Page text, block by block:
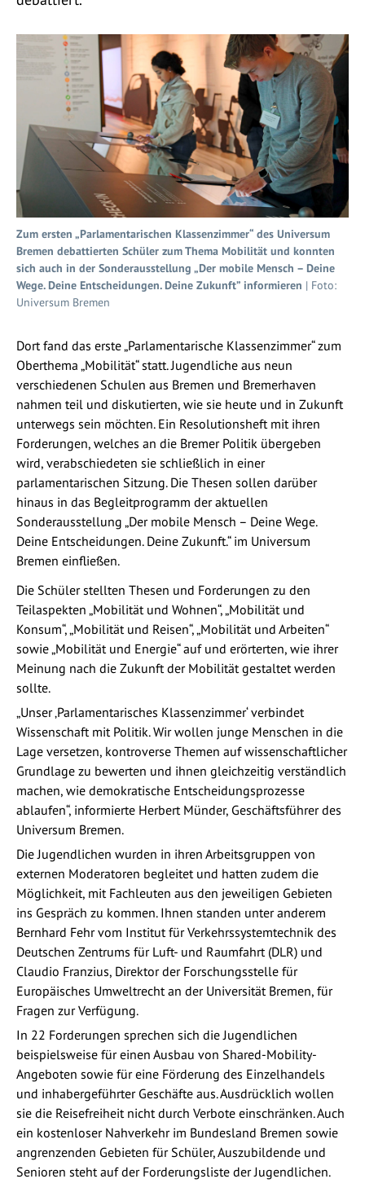
Zum ersten „Parlamentarischen Klassenzimmer“ des Universum
Bremen debattierten Schüler zum Thema Mobilität und konnten
sich auch in der Sonderausstellung „Der mobile Mensch – Deine
Wege. Deine Entscheidungen. Deine Zukunft” informieren | Foto:
Universum Bremen
Dort fand das erste „Parlamentarische Klassenzimmer“ zum
Oberthema „Mobilität“ statt. Jugendliche aus neun
verschiedenen Schulen aus Bremen und Bremerhaven
nahmen teil und diskutierten, wie sie heute und in Zukunft
unterwegs sein möchten. Ein Resolutionsheft mit ihren
Forderungen, welches an die Bremer Politik übergeben
wird, verabschiedeten sie schließlich in einer
parlamentarischen Sitzung. Die Thesen sollen darüber
hinaus in das Begleitprogramm der aktuellen
Sonderausstellung „Der mobile Mensch – Deine Wege.
Deine Entscheidungen. Deine Zukunft.“ im Universum
Bremen einfließen.
Die Schüler stellten Thesen und Forderungen zu den
Teilaspekten „Mobilität und Wohnen“, „Mobilität und
Konsum“, „Mobilität und Reisen“, „Mobilität und Arbeiten“
sowie „Mobilität und Energie“ auf und erörterten, wie ihrer
Meinung nach die Zukunft der Mobilität gestaltet werden
sollte.
„Unser ‚Parlamentarisches Klassenzimmer‘ verbindet
Wissenschaft mit Politik. Wir wollen junge Menschen in die
Lage versetzen, kontroverse Themen auf wissenschaftlicher
Grundlage zu bewerten und ihnen gleichzeitig verständlich
machen, wie demokratische Entscheidungsprozesse
ablaufen“, informierte Herbert Münder, Geschäftsführer des
Universum Bremen.
Die Jugendlichen wurden in ihren Arbeitsgruppen von
externen Moderatoren begleitet und hatten zudem die
Möglichkeit, mit Fachleuten aus den jeweiligen Gebieten
ins Gespräch zu kommen. Ihnen standen unter anderem
Bernhard Fehr vom Institut für Verkehrssystemtechnik des
Deutschen Zentrums für Luft- und Raumfahrt (DLR) und
Claudio Franzius, Direktor der Forschungsstelle für
Europäisches Umweltrecht an der Universität Bremen, für
Fragen zur Verfügung.
In 22 Forderungen sprechen sich die Jugendlichen
beispielsweise für einen Ausbau von Shared-Mobility-
Angeboten sowie für eine Förderung des Einzelhandels
und inhabergeführter Geschäfte aus. Ausdrücklich wollen
sie die Reisefreiheit nicht durch Verbote einschränken. Auch
ein kostenloser Nahverkehr im Bundesland Bremen sowie
angrenzenden Gebieten für Schüler, Auszubildende und
Senioren steht auf der Forderungsliste der Jugendlichen.